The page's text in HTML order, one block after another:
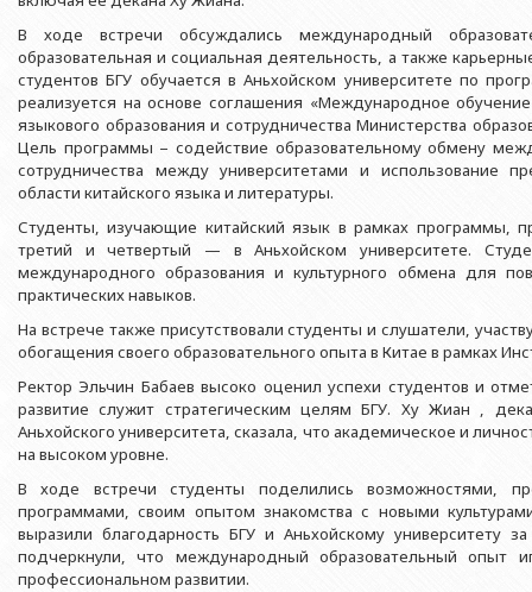
Выпускники БГУ
Почетные доктора
Образование в БГУ
Перечень специальностей
Знаменательные даты в истории БГУ
Служба психологической помощи
Культурно-творческий центр
Спортивно-оздоровительный
Университетская газета
Типография
Издательство
Филологический
Исторический
Факультет
Юридический
Факультет
Факультет
Факультет
Юридическое
Азербайджанской
Юридическое
образования
Юридическое
Юридическое
и образования
В ходе встречи обсуждались международный
образовательная и социальная деятельность, а также
студентов БГУ обучается в Аньхойском университете по
реализуется на основе соглашения «Международное
языкового образования и сотрудничества Министерства
Цель программы – содействие образовательному обмену
сотрудничества между университетами и использование
области китайского языка и литературы.
Студенты, изучающие китайский язык в рамках программы,
третий и четвертый — в Аньхойском университете.
международного образования и культурного обмена для
практических навыков.
На встрече также присутствовали студенты и слушатели,
обогащения своего образовательного опыта в Китае в рамках
Ректор Эльчин Бабаев высоко оценил успехи студентов и
развитие служит стратегическим целям БГУ. Ху Жиан ,
Аньхойского университета, сказала, что академическое и
на высоком уровне.
В ходе встречи студенты поделились возможностями,
программами, своим опытом знакомства с новыми
выразили благодарность БГУ и Аньхойскому университету
подчеркнули, что международный образовательный опыт
профессиональном развитии.